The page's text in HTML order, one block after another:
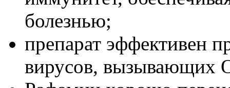
болезнью;
препарат эффективен
вирусов, вызывающих